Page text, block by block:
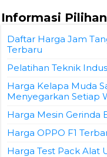
Informasi Pilihan
Daftar Harga Jam
Terbaru
Pelatihan Teknik
Harga Kelapa Muda
Menyegarkan Setiap
Harga Mesin Gerinda
Harga OPPO F1
Harga Test Pack Alat